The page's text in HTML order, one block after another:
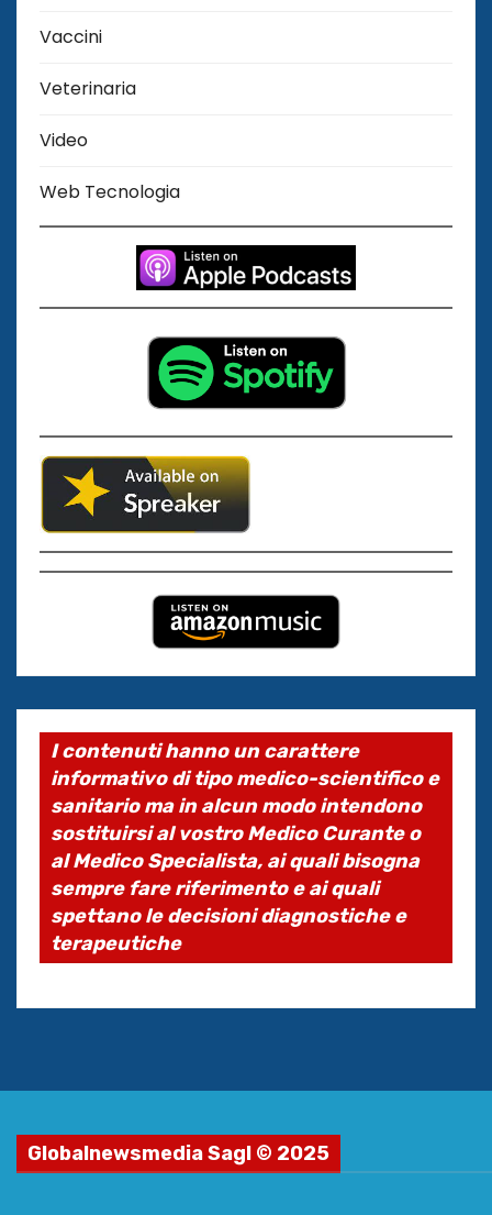
Vaccini
Veterinaria
Video
Web Tecnologia
I contenuti hanno un carattere
informativo di tipo medico-scientifico e
sanitario ma in alcun modo intendono
sostituirsi al vostro Medico Curante o
al Medico Specialista, ai quali bisogna
sempre fare riferimento e ai quali
spettano le decisioni diagnostiche e
terapeutiche
Globalnewsmedia Sagl © 2025